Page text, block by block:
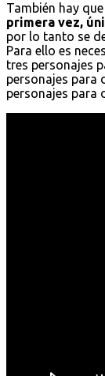
También hay
primera vez,
por lo tanto se
Para ello es
tres personajes
personajes para
personajes para